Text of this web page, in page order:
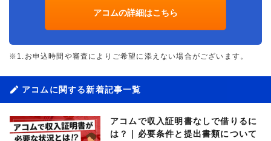
アコムの詳細はこちら
※1.お申込時間や審査によりご希望に添えない場合がございます。
アコムに関する新着記事一覧
アコムで収入証明書なしで借りるに
は？｜必要条件と提出書類について